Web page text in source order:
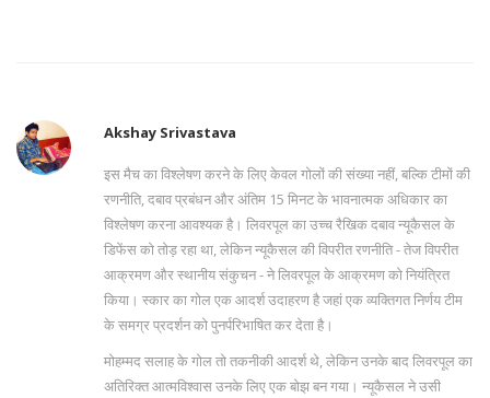
Akshay Srivastava
इस मैच का विश्लेषण करने के लिए केवल गोलों की संख्या नहीं, बल्कि टीमों की
रणनीति, दबाव प्रबंधन और अंतिम 15 मिनट के भावनात्मक अधिकार का
विश्लेषण करना आवश्यक है। लिवरपूल का उच्च रैखिक दबाव न्यूकैसल के
डिफेंस को तोड़ रहा था, लेकिन न्यूकैसल की विपरीत रणनीति - तेज विपरीत
आक्रमण और स्थानीय संकुचन - ने लिवरपूल के आक्रमण को नियंत्रित
किया। स्कार का गोल एक आदर्श उदाहरण है जहां एक व्यक्तिगत निर्णय टीम
के समग्र प्रदर्शन को पुनर्परिभाषित कर देता है।
मोहम्मद सलाह के गोल तो तकनीकी आदर्श थे, लेकिन उनके बाद लिवरपूल का
अतिरिक्त आत्मविश्वास उनके लिए एक बोझ बन गया। न्यूकैसल ने उसी